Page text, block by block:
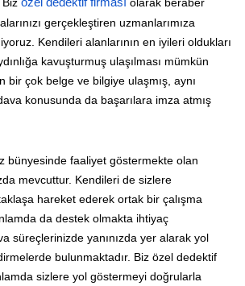
gerçekleştiren uzmanlarımıza
Kendileri alanlarının en iyileri oldukları
kavuşturmuş ulaşılması mümkün
bir çok belge ve bilgiye ulaşmış, aynı
konusunda da başarılara imza atmış
bünyesinde faaliyet göstermekte olan
mevcuttur. Kendileri de sizlere
hareket ederek ortak bir çalışma
da destek olmakta ihtiyaç
süreçlerinizde yanınızda yer alarak yol
bulunmaktadır. Biz özel dedektif
sizlere yol göstermeyi doğrularla